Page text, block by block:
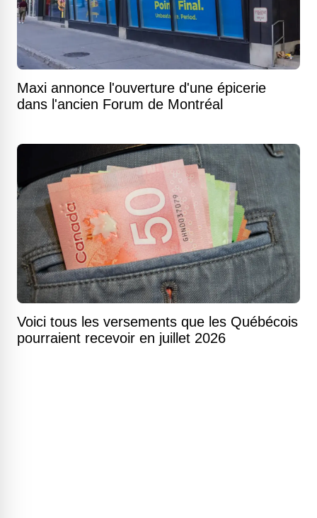
Maxi annonce l'ouverture d'une épicerie
dans l'ancien Forum de Montréal
Voici tous les versements que les Québécois
pourraient recevoir en juillet 2026